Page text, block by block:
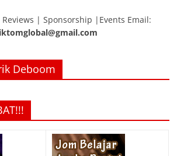
| Sponsorship |Events Email:
Deboom